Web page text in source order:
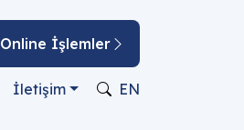
Online İşlemler
İletişim EN